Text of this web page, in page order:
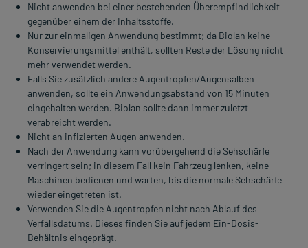
Nicht anwenden bei einer bestehenden Überempfindlichkeit
gegenüber einem der Inhaltsstoffe.
Nur zur einmaligen Anwendung bestimmt; da Biolan keine
Konservierungsmittel enthält, sollten Reste der Lösung nicht
mehr verwendet werden.
Falls Sie zusätzlich andere Augentropfen/Augensalben
anwenden, sollte ein Anwendungsabstand von 15 Minuten
eingehalten werden. Biolan sollte dann immer zuletzt
verabreicht werden.
Nicht an infizierten Augen anwenden.
Nach der Anwendung kann vorübergehend die Sehschärfe
verringert sein; in diesem Fall kein Fahrzeug lenken, keine
Maschinen bedienen und warten, bis die normale Sehschärfe
wieder eingetreten ist.
Verwenden Sie die Augentropfen nicht nach Ablauf des
Verfallsdatums. Dieses finden Sie auf jedem Ein-Dosis-
Behältnis eingeprägt.